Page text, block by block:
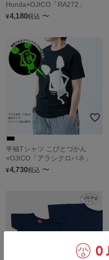
Honda×OJICO「RA272」
¥4,180税込 〜
半袖Tシャツ こびとづかん
×OJICO「アラシクロバネ」
¥4,730税込 〜